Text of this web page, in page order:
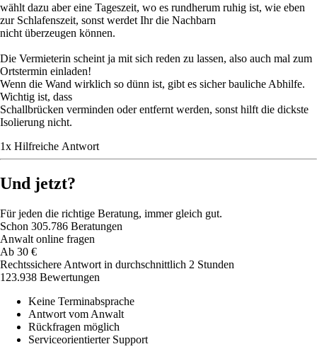
wählt dazu aber eine Tageszeit, wo es rundherum ruhig ist, wie eben
zur Schlafenszeit, sonst werdet Ihr die Nachbarn
nicht überzeugen können.
Die Vermieterin scheint ja mit sich reden zu lassen, also auch mal zum
Ortstermin einladen!
Wenn die Wand wirklich so dünn ist, gibt es sicher bauliche Abhilfe.
Wichtig ist, dass
Schallbrücken verminden oder entfernt werden, sonst hilft die dickste
Isolierung nicht.
1x Hilfreiche Antwort
Und jetzt?
Für jeden die richtige Beratung, immer gleich gut.
Schon 305.786 Beratungen
Anwalt online fragen
Ab 30 €
Rechtssichere Antwort in durchschnittlich 2 Stunden
123.938 Bewertungen
Keine Terminabsprache
Antwort vom Anwalt
Rückfragen möglich
Serviceorientierter Support